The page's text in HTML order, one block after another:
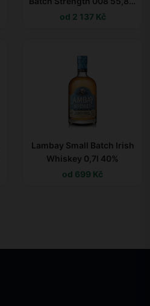
0,7l
od 2 137 Kč
Lambay Small Batch Irish
Whiskey 0,7l 40%
od 699 Kč